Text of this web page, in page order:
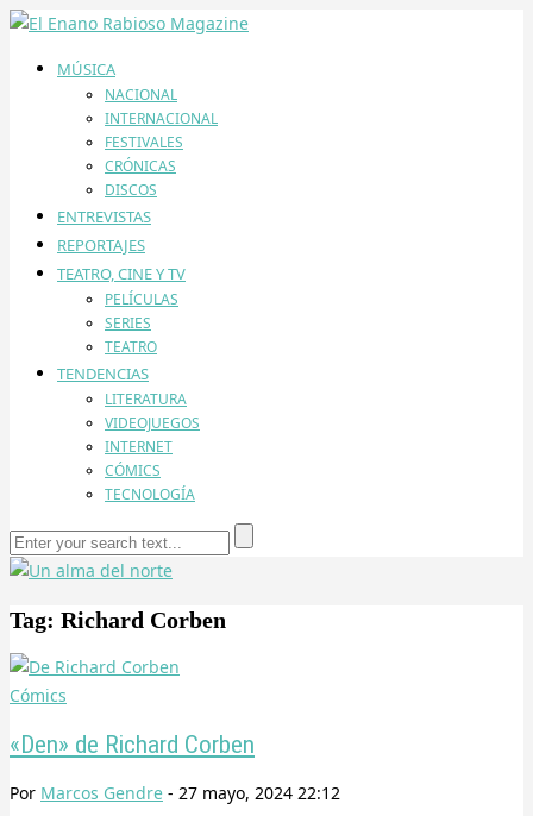
MÚSICA
NACIONAL
INTERNACIONAL
FESTIVALES
CRÓNICAS
DISCOS
ENTREVISTAS
REPORTAJES
TEATRO, CINE Y TV
PELÍCULAS
SERIES
TEATRO
TENDENCIAS
LITERATURA
VIDEOJUEGOS
INTERNET
CÓMICS
TECNOLOGÍA
Tag: Richard Corben
Cómics
«Den» de Richard Corben
Por Marcos Gendre - 27 mayo, 2024 22:12